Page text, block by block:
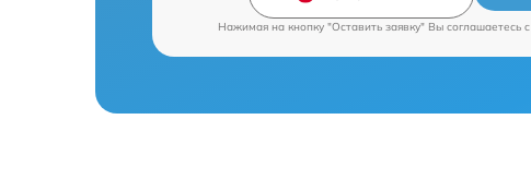
Нажимая на кнопку "Оставить заявку" Вы соглашаетесь c